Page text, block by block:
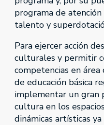
programa de
talento y
Para ejercer acción
culturales y permitir
competencias en
de educación básica
implementar un gran
cultura en los
dinámicas artísticas